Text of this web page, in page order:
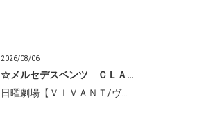
2026/08/06
☆メルセデスベンツ ＣＬＡ…
日曜劇場【ＶＩＶＡＮＴ/ヴ…